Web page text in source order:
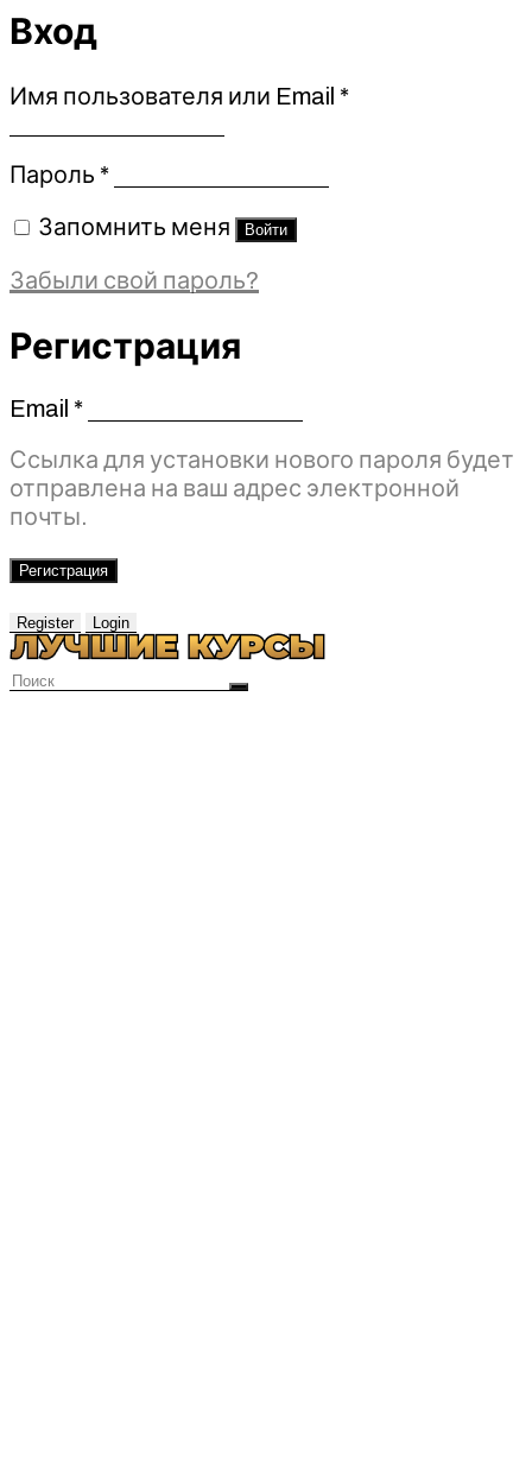
Вход
Имя пользователя или Email *Обязательно
Пароль *Обязательно
Запомнить меня Войти
Забыли свой пароль?
Регистрация
Email *Обязательно
Ссылка для установки нового пароля будет
отправлена ​​на ваш адрес электронной
почты.
Регистрация
Register Login